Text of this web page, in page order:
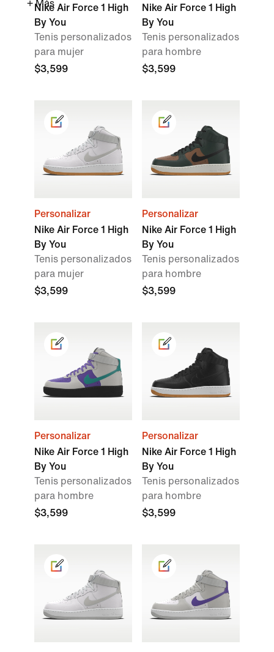
+ Más
Nike Air Force 1 High
By You
Tenis personalizados
para mujer
$3,599
Nike Air Force 1 High
By You
Tenis personalizados
para hombre
$3,599
Personalizar
Nike Air Force 1 High
By You
Tenis personalizados
para mujer
$3,599
Personalizar
Nike Air Force 1 High
By You
Tenis personalizados
para hombre
$3,599
Personalizar
Nike Air Force 1 High
By You
Tenis personalizados
para hombre
$3,599
Personalizar
Nike Air Force 1 High
By You
Tenis personalizados
para hombre
$3,599